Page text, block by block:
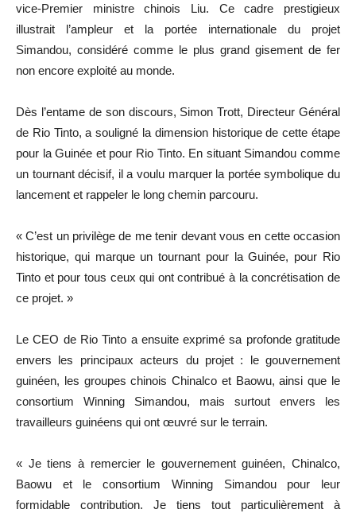
vice-Premier ministre chinois Liu. Ce cadre prestigieux
illustrait l’ampleur et la portée internationale du projet
Simandou, considéré comme le plus grand gisement de fer
non encore exploité au monde.
Dès l’entame de son discours, Simon Trott, Directeur Général
de Rio Tinto, a souligné la dimension historique de cette étape
pour la Guinée et pour Rio Tinto. En situant Simandou comme
un tournant décisif, il a voulu marquer la portée symbolique du
lancement et rappeler le long chemin parcouru.
« C’est un privilège de me tenir devant vous en cette occasion
historique, qui marque un tournant pour la Guinée, pour Rio
Tinto et pour tous ceux qui ont contribué à la concrétisation de
ce projet. »
Le CEO de Rio Tinto a ensuite exprimé sa profonde gratitude
envers les principaux acteurs du projet : le gouvernement
guinéen, les groupes chinois Chinalco et Baowu, ainsi que le
consortium Winning Simandou, mais surtout envers les
travailleurs guinéens qui ont œuvré sur le terrain.
« Je tiens à remercier le gouvernement guinéen, Chinalco,
Baowu et le consortium Winning Simandou pour leur
formidable contribution. Je tiens tout particulièrement à